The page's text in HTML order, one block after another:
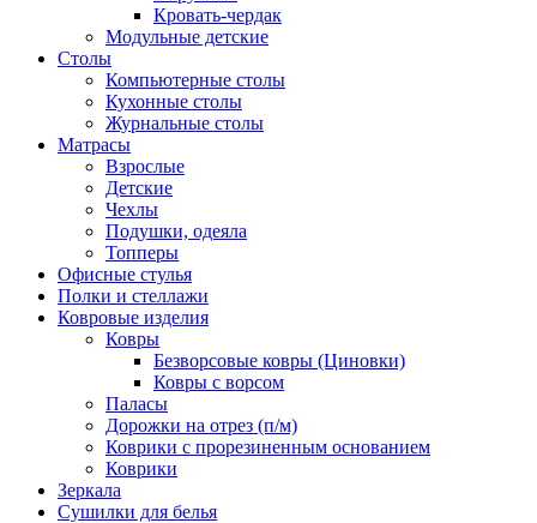
Кровать-чердак
Модульные детские
Столы
Компьютерные столы
Кухонные столы
Журнальные столы
Матрасы
Взрослые
Детские
Чехлы
Подушки, одеяла
Топперы
Офисные стулья
Полки и стеллажи
Ковровые изделия
Ковры
Безворсовые ковры (Циновки)
Ковры с ворсом
Паласы
Дорожки на отрез (п/м)
Коврики с прорезиненным основанием
Коврики
Зеркала
Сушилки для белья